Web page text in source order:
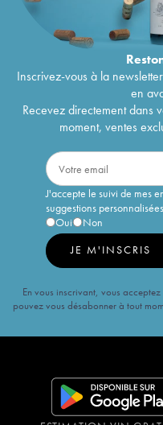
Inscrivez-vous à la
en
Recevez directement dans
moment, ventes
J'accepte le suivi de mes
suggestions personnalisées
Oui
Non
JE M'INSCRIS
En vous inscrivant, vous
pouvez vous désabonner à tout